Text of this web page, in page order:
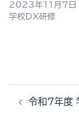
2023年11月7日
学校DX研修
稿
令和７年度